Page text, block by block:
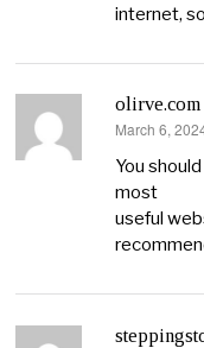
internet,
olirve.com
says:
March 6,
You
most
useful